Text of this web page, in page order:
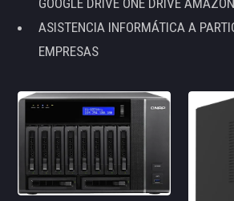
GOOGLE DRIVE ONE DRIVE AMAZON
ASISTENCIA INFORMÁTICA A
EMPRESAS